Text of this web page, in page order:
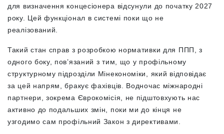
для визначення концесіонера відсунули до початку 2027
року. Цей функціонал в системі поки що не
реалізований.
Такий стан справ з розробкою нормативки для ППП, з
одного боку, пов’язаний з тим, що у профільному
структурному підрозділи Мінекономіки, який відповідає
за цей напрям, бракує фахівців. Водночас міжнародні
партнери, зокрема Єврокомісія, не підштовхують нас
активно до подальших змін, поки ми до кінця не
узгодимо сам профільний Закон з директивами.